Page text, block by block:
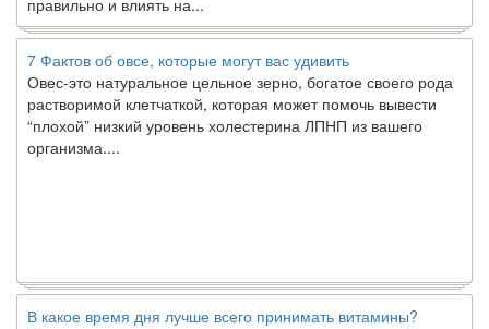
7 Фактов об овсе, которые могут вас удивить
Овес-это натуральное цельное зерно, богатое своего рода
растворимой клетчаткой, которая может помочь вывести
“плохой” низкий уровень холестерина ЛПНП из вашего
организма....
В какое время дня лучше всего принимать витамины?
Если вы принимаете витаминные и минеральные добавки в